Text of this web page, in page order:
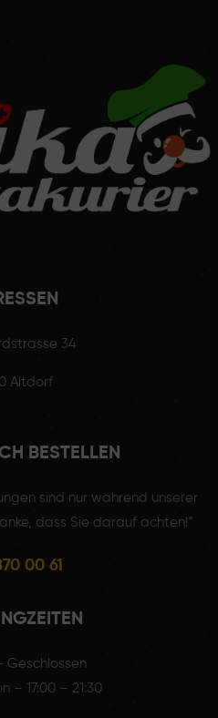
34
Altdorf
BESTELLEN
sind nur während unserer
dass Sie darauf achten!“
00 61
Geschlossen
– 17:00 – 21:30